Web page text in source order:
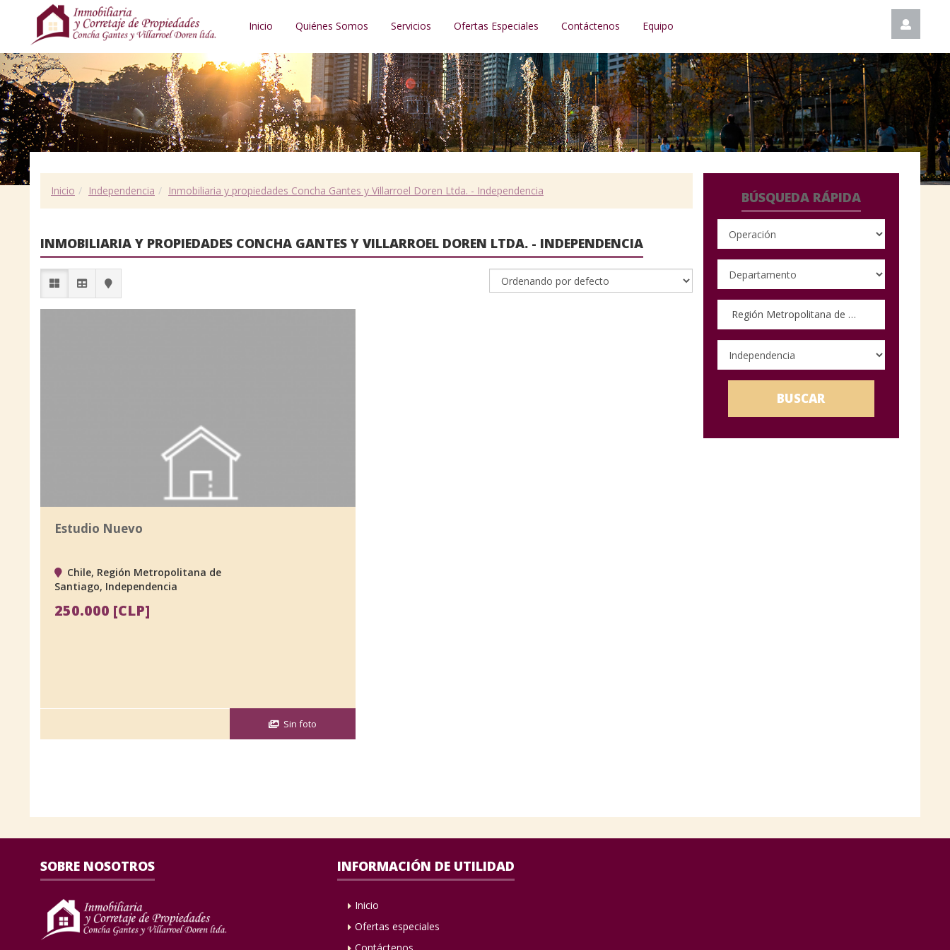
Inicio Quiénes Somos Servicios Ofertas Especiales Contáctenos Equipo
Inicio Independencia Inmobiliaria y propiedades Concha Gantes y Villarroel Doren Ltda. - Independencia
INMOBILIARIA Y PROPIEDADES CONCHA GANTES Y VILLARROEL DOREN LTDA. - INDEPENDENCIA
Estudio Nuevo
Chile, Región Metropolitana de
Santiago, Independencia
250.000 [CLP]
Sin foto
BÚSQUEDA RÁPIDA
Región Metropolitana de Santiago
BUSCAR
SOBRE NOSOTROS INFORMACIÓN DE UTILIDAD
Inicio
Ofertas especiales